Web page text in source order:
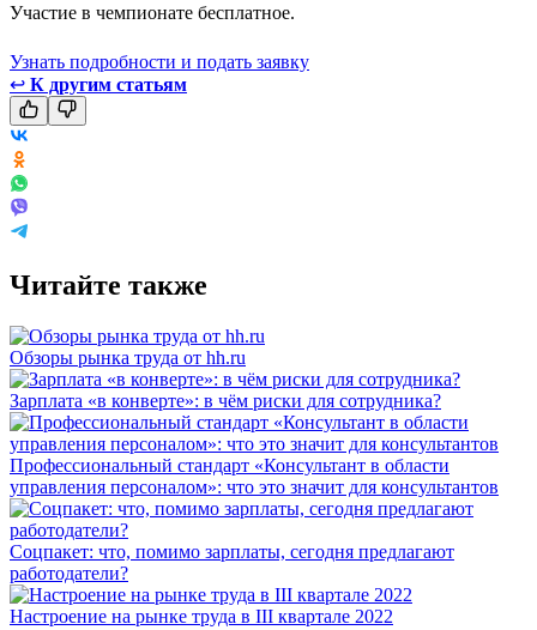
Участие в чемпионате бесплатное.
Узнать подробности и подать заявку
↩ К другим статьям
Читайте также
Обзоры рынка труда от hh.ru
Зарплата «в конверте»: в чём риски для сотрудника?
Профессиональный стандарт «Консультант в области
управления персоналом»: что это значит для консультантов
Соцпакет: что, помимо зарплаты, сегодня предлагают
работодатели?
Настроение на рынке труда в III квартале 2022